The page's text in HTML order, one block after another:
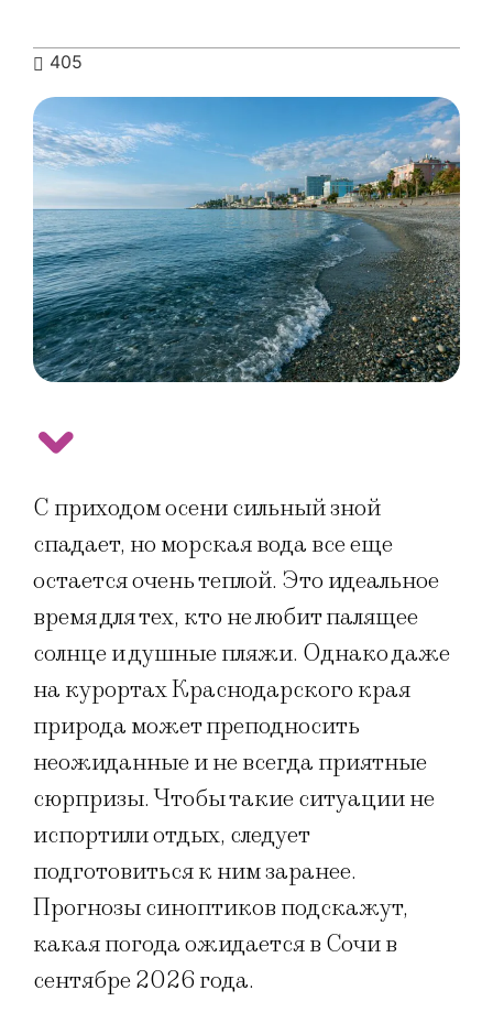
405
С приходом осени сильный зной
спадает, но морская вода все еще
остается очень теплой. Это идеальное
время для тех, кто не любит палящее
солнце и душные пляжи. Однако даже
на курортах Краснодарского края
природа может преподносить
неожиданные и не всегда приятные
сюрпризы. Чтобы такие ситуации не
испортили отдых, следует
подготовиться к ним заранее.
Прогнозы синоптиков подскажут,
какая погода ожидается в Сочи в
сентябре 2026 года.